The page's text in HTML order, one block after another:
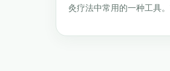
灸疗法中常用的一种工具